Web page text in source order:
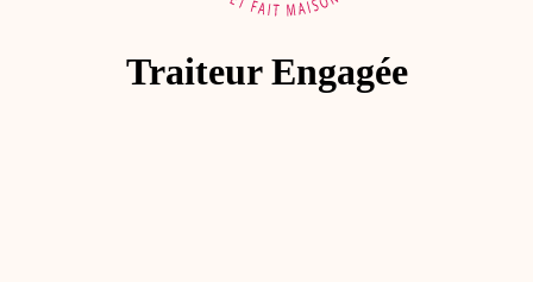
Traiteur Engagée